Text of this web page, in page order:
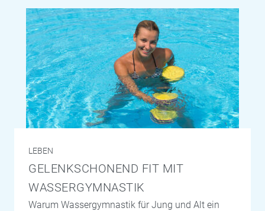
LEBEN
GELENKSCHONEND FIT MIT
WASSERGYMNASTIK
Warum Wassergymnastik für Jung und Alt ein